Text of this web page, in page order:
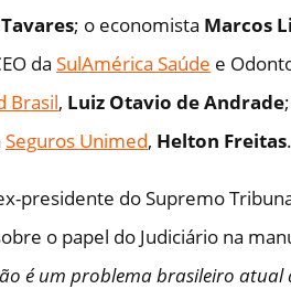
; o economista Marcos
da SulAmérica Saúde e
Brasil, Luiz Otavio de Andrade
Seguros Unimed, Helton Freitas.
presidente do Supremo
o papel do Judiciário na
é um problema brasileiro